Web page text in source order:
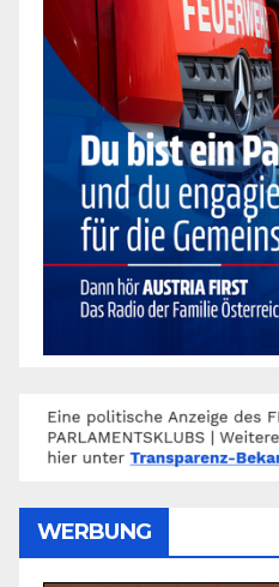
WERBUNG